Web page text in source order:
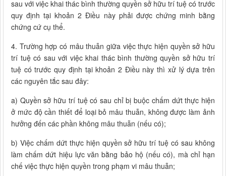
sau với việc khai thác bình thường quyền sở hữu trí tuệ có trước
quy định tại khoản 2 Điều này phải được chứng minh bằng
chứng cứ cụ thể.
4. Trường hợp có mâu thuẫn giữa việc thực hiện quyền sở hữu
trí tuệ có sau với việc khai thác bình thường quyền sở hữu trí
tuệ có trước quy định tại khoản 2 Điều này thì xử lý dựa trên
các nguyên tắc sau đây:
a) Quyền sở hữu trí tuệ có sau chỉ bị buộc chấm dứt thực hiện
ở mức độ cần thiết để loại bỏ mâu thuẫn, không được làm ảnh
hưởng đến các phần không mâu thuẫn (nếu có);
b) Việc chấm dứt thực hiện quyền sở hữu trí tuệ có sau không
làm chấm dứt hiệu lực văn bằng bảo hộ (nếu có), mà chỉ hạn
chế việc thực hiện quyền trong phạm vi mâu thuẫn;